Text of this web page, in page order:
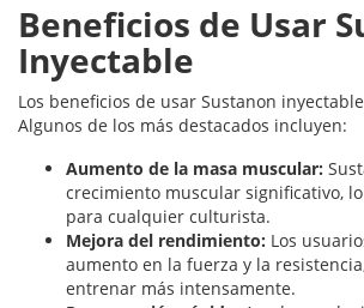
Beneficios de Usar
Inyectable
Los beneficios de usar Sustanon
Algunos de los más destacados incluyen:
Aumento de la masa muscular:
crecimiento muscular significativo,
para cualquier culturista.
Mejora del rendimiento: Los
aumento en la fuerza y la
entrenar más intensamente.